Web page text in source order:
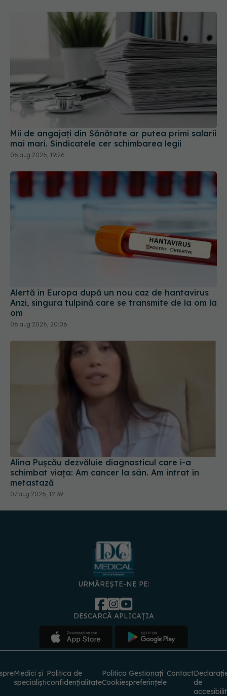
Mii de angajați din Sănătate ar putea primi salarii
mai mari. Sindicatele cer schimbarea legii
06 aug 2026, 19:26
Alertă în Europa după un nou caz de hantavirus
Anzi, singura tulpină care se transmite de la om la
om
06 aug 2026, 20:06
Alina Pușcău dezvăluie diagnosticul care i-a
schimbat viața: Am cancer la sân. Am intrat în
metastază
07 aug 2026, 12:39
URMĂREȘTE-NE PE:
DESCARCĂ APLICAȚIA
Medici și
specialiști
Politica de
confidențialitate
Politica
Cookies
Gestionați
preferințele
Contact
de